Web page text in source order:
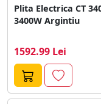
Plita Electrica CT
3400W Argintiu
1592.99 Lei